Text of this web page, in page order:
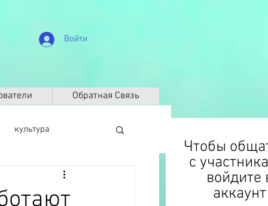
Войти
Обратная Связь
культура
биография
Чтобы
с
войдите
аккаунт